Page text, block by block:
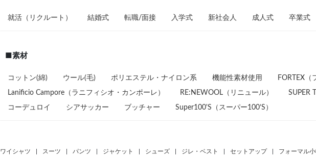
就活（リクルート） 結婚式 転職/面接 入学式 新社会人 成人式 卒業式
■素材
コットン(綿) ウール(毛) ポリエステル・ナイロン系 機能性素材使用 FORTEX（
Lanificio Campore（ラニフィシオ・カンポーレ） RE:NEWOOL（リニュール） SUPER
コーデュロイ シアサッカー ブッチャー Super100'S（スーパー100’S）
ワイシャツ スーツ パンツ ジャケット シューズ ジレ・ベスト セットアップ フォーマル小